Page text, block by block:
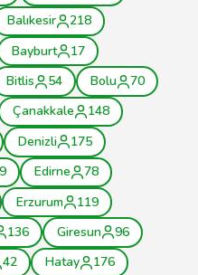
Balıkesir
218
Bayburt
17
Bitlis 54 Bolu
70
Çanakkale
148
Denizli
175
Edirne
78
Erzurum
119
136 Giresun
96
42 Hatay
176